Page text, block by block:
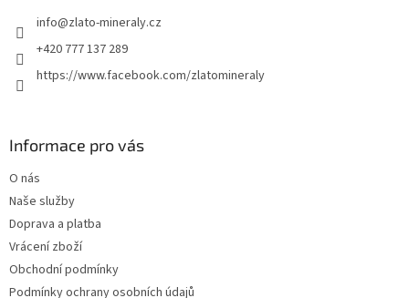
info@zlato-mineraly.cz
+420 777 137 289
https://www.facebook.com/zlatomineraly
Informace pro vás
O nás
Naše služby
Doprava a platba
Vrácení zboží
Obchodní podmínky
Podmínky ochrany osobních údajů